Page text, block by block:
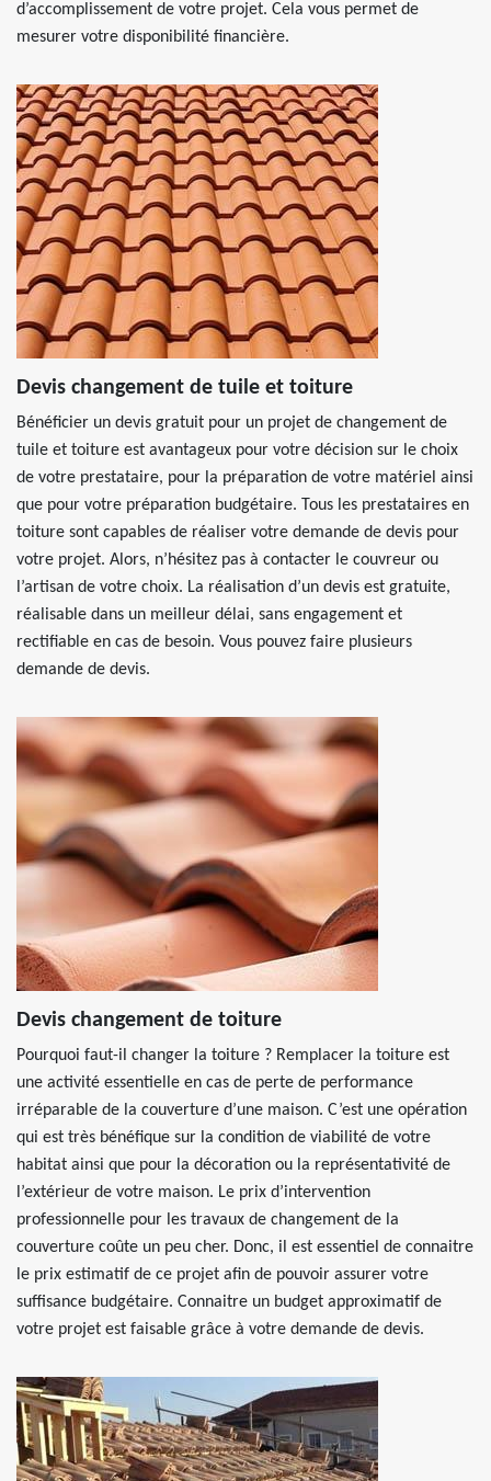
d’accomplissement de votre projet. Cela vous permet de
mesurer votre disponibilité financière.
Devis changement de tuile et toiture
Bénéficier un devis gratuit pour un projet de changement de
tuile et toiture est avantageux pour votre décision sur le choix
de votre prestataire, pour la préparation de votre matériel ainsi
que pour votre préparation budgétaire. Tous les prestataires en
toiture sont capables de réaliser votre demande de devis pour
votre projet. Alors, n’hésitez pas à contacter le couvreur ou
l’artisan de votre choix. La réalisation d’un devis est gratuite,
réalisable dans un meilleur délai, sans engagement et
rectifiable en cas de besoin. Vous pouvez faire plusieurs
demande de devis.
Devis changement de toiture
Pourquoi faut-il changer la toiture ? Remplacer la toiture est
une activité essentielle en cas de perte de performance
irréparable de la couverture d’une maison. C’est une opération
qui est très bénéfique sur la condition de viabilité de votre
habitat ainsi que pour la décoration ou la représentativité de
l’extérieur de votre maison. Le prix d’intervention
professionnelle pour les travaux de changement de la
couverture coûte un peu cher. Donc, il est essentiel de connaitre
le prix estimatif de ce projet afin de pouvoir assurer votre
suffisance budgétaire. Connaitre un budget approximatif de
votre projet est faisable grâce à votre demande de devis.